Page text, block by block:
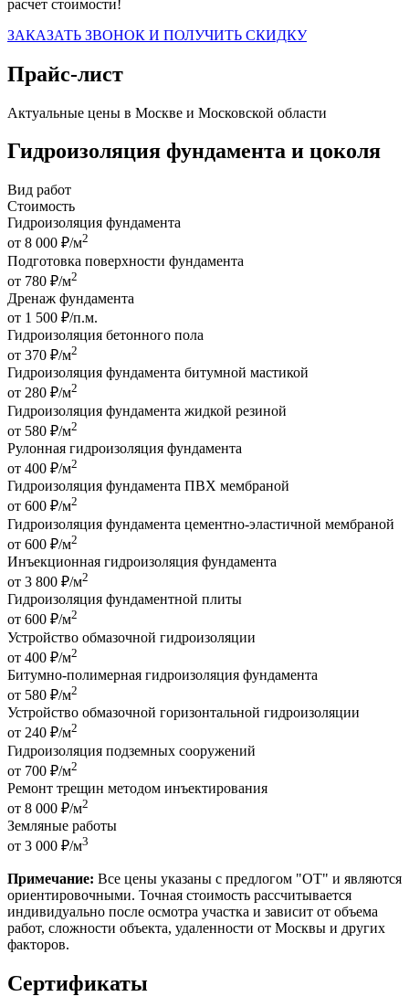
расчет стоимости!
ЗАКАЗАТЬ ЗВОНОК И ПОЛУЧИТЬ СКИДКУ
Прайс-лист
Актуальные цены в Москве и Московской области
Гидроизоляция фундамента и цоколя
Вид работ
Стоимость
Гидроизоляция фундамента
от 8 000 ₽/м2
Подготовка поверхности фундамента
от 780 ₽/м2
Дренаж фундамента
от 1 500 ₽/п.м.
Гидроизоляция бетонного пола
от 370 ₽/м2
Гидроизоляция фундамента битумной мастикой
от 280 ₽/м2
Гидроизоляция фундамента жидкой резиной
от 580 ₽/м2
Рулонная гидроизоляция фундамента
от 400 ₽/м2
Гидроизоляция фундамента ПВХ мембраной
от 600 ₽/м2
Гидроизоляция фундамента цементно-эластичной мембраной
от 600 ₽/м2
Инъекционная гидроизоляция фундамента
от 3 800 ₽/м2
Гидроизоляция фундаментной плиты
от 600 ₽/м2
Устройство обмазочной гидроизоляции
от 400 ₽/м2
Битумно-полимерная гидроизоляция фундамента
от 580 ₽/м2
Устройство обмазочной горизонтальной гидроизоляции
от 240 ₽/м2
Гидроизоляция подземных сооружений
от 700 ₽/м2
Ремонт трещин методом инъектирования
от 8 000 ₽/м2
Земляные работы
от 3 000 ₽/м3
Примечание: Все цены указаны с предлогом "ОТ" и являются
ориентировочными. Точная стоимость рассчитывается
индивидуально после осмотра участка и зависит от объема
работ, сложности объекта, удаленности от Москвы и других
факторов.
Сертификаты